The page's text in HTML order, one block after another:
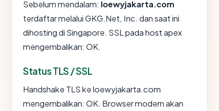
Sebelum mendalam: loewyjakarta.com
terdaftar melalui GKG.Net, Inc. dan saat ini
dihosting di Singapore. SSL pada host apex
mengembalikan: OK.
Status TLS / SSL
Handshake TLS ke loewyjakarta.com
mengembalikan: OK. Browser modern akan